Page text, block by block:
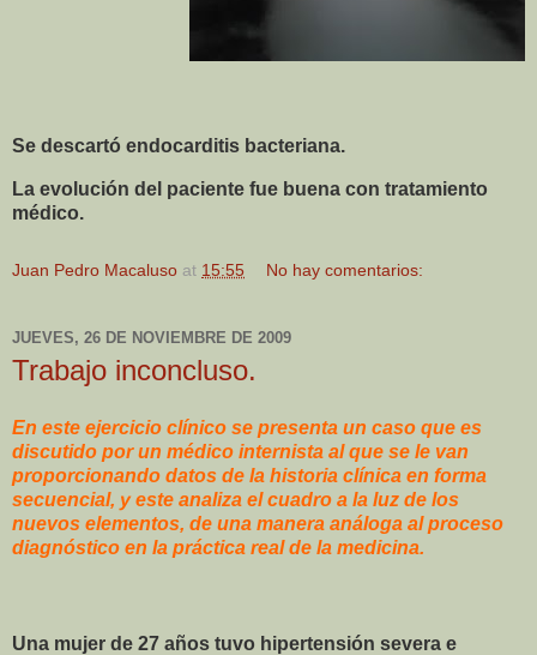
Se descartó endocarditis bacteriana.
La evolución del paciente fue buena con tratamiento
médico.
Juan Pedro Macaluso at 15:55 No hay comentarios:
JUEVES, 26 DE NOVIEMBRE DE 2009
Trabajo inconcluso.
En este ejercicio clínico se presenta un caso que es
discutido por un médico internista al que se le van
proporcionando datos de la historia clínica en forma
secuencial, y este analiza el cuadro a la luz de los
nuevos elementos, de una manera análoga al proceso
diagnóstico en la práctica real de la medicina.
Una mujer de 27 años tuvo hipertensión severa e